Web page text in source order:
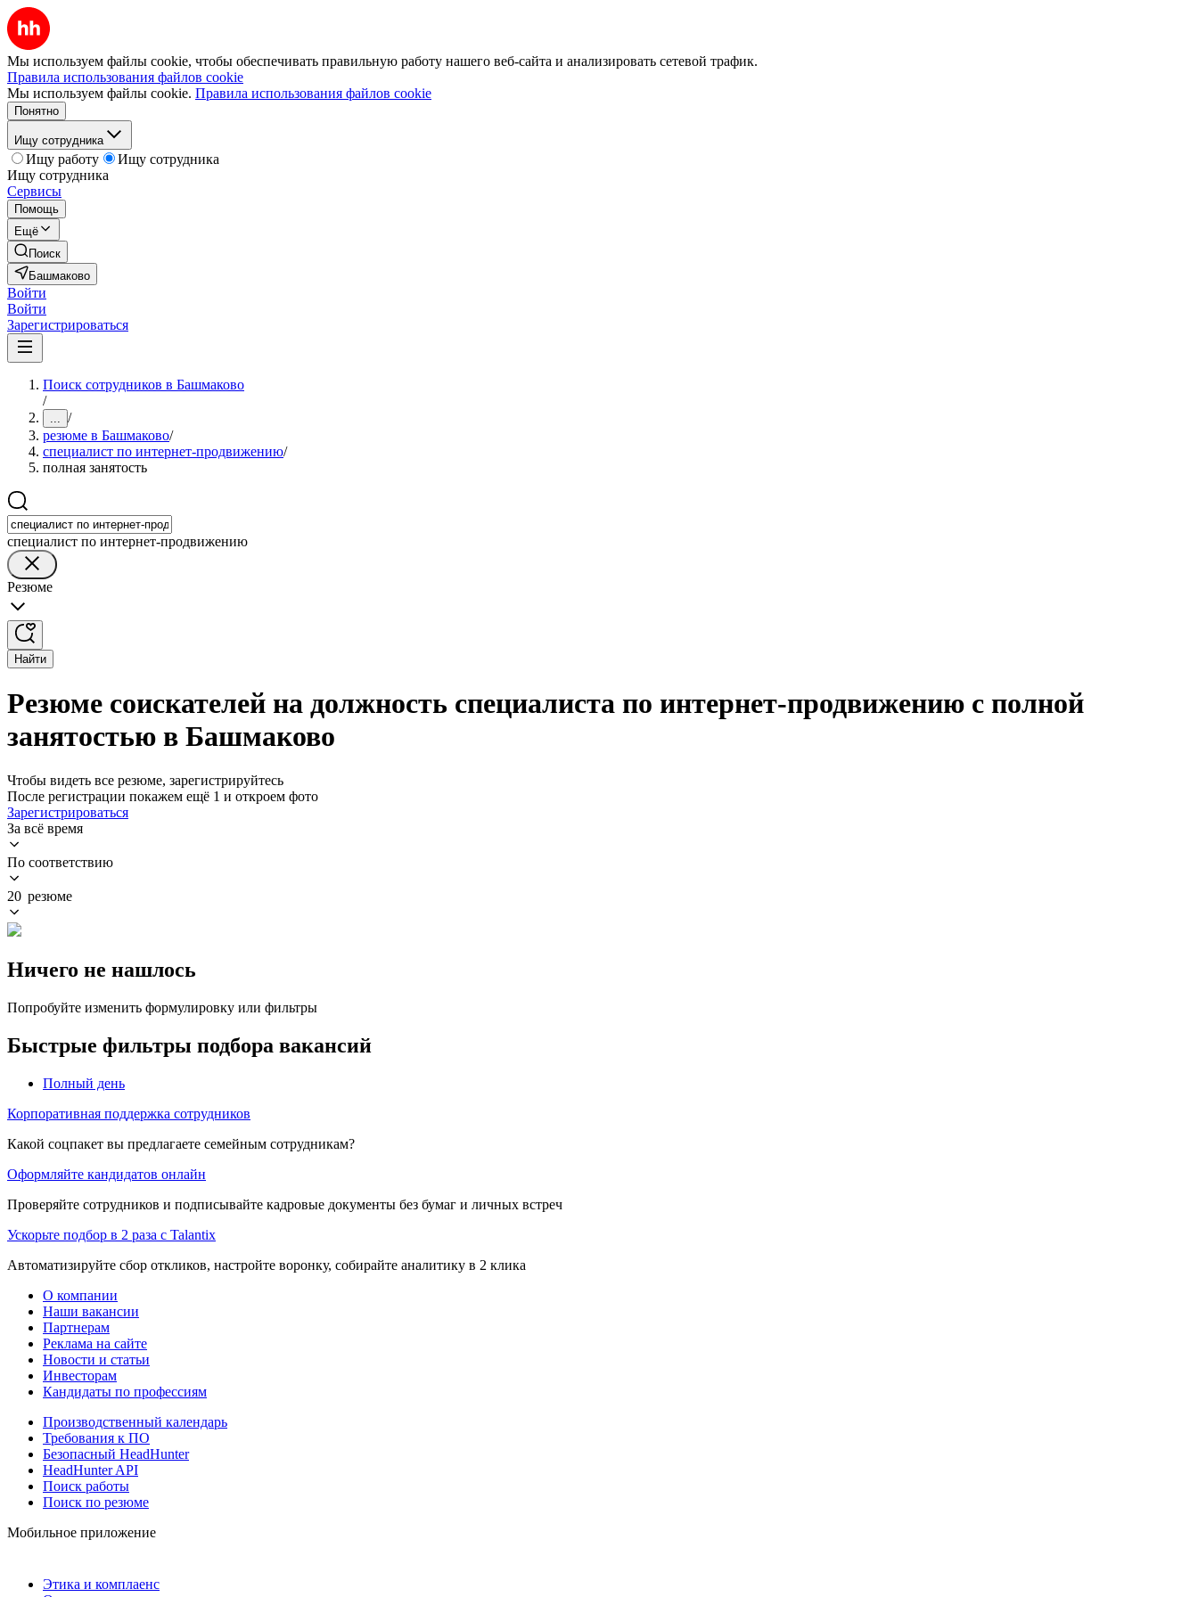
Мы используем файлы cookie, чтобы обеспечивать правильную работу нашего веб-сайта и анализировать сетевой трафик.
Правила использования файлов cookie
Мы используем файлы cookie. Правила использования файлов cookie
Понятно
Ищу сотрудника
Ищу работу
Ищу сотрудника
Ищу сотрудника
Сервисы
Помощь
Ещё
Поиск
Башмаково
Войти
Войти
Зарегистрироваться
Поиск сотрудников в Башмаково
/
... /
резюме в Башмаково/
специалист по интернет-продвижению/
полная занятость
специалист по интернет-продвижению
Резюме
Найти
Резюме соискателей на должность специалиста по интернет-продвижению с полной
занятостью в Башмаково
Чтобы видеть все резюме, зарегистрируйтесь
После регистрации покажем ещё 1 и откроем фото
Зарегистрироваться
За всё время
По соответствию
20 резюме
Ничего не нашлось
Попробуйте изменить формулировку или фильтры
Быстрые фильтры подбора вакансий
Полный день
Корпоративная поддержка сотрудников
Какой соцпакет вы предлагаете семейным сотрудникам?
Оформляйте кандидатов онлайн
Проверяйте сотрудников и подписывайте кадровые документы без бумаг и личных встреч
Ускорьте подбор в 2 раза с Talantix
Автоматизируйте сбор откликов, настройте воронку, собирайте аналитику в 2 клика
О компании
Наши вакансии
Партнерам
Реклама на сайте
Новости и статьи
Инвесторам
Кандидаты по профессиям
Производственный календарь
Требования к ПО
Безопасный HeadHunter
HeadHunter API
Поиск работы
Поиск по резюме
Мобильное приложение
Этика и комплаенс